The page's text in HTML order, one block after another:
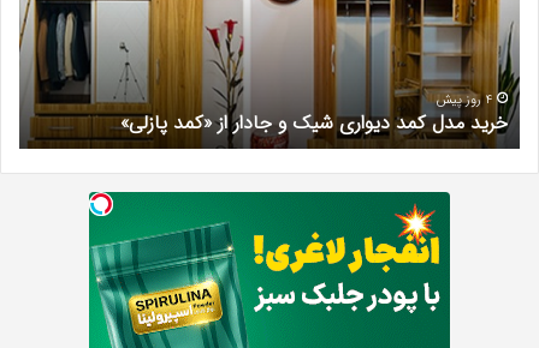
جادار
از
«کمد
پازلی»
4 روز پیش
خرید مدل کمد دیواری شیک و جادار از «کمد پازلی»